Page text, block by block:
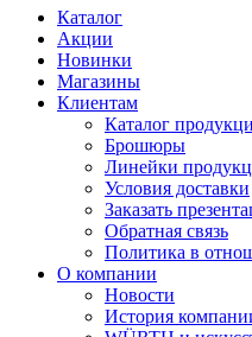
Каталог
Акции
Новинки
Магазины
Клиентам
Каталог
Брошюры
Линейки
Условия доставки
Заказать
Обратная связь
Политика в
О компании
Новости
История